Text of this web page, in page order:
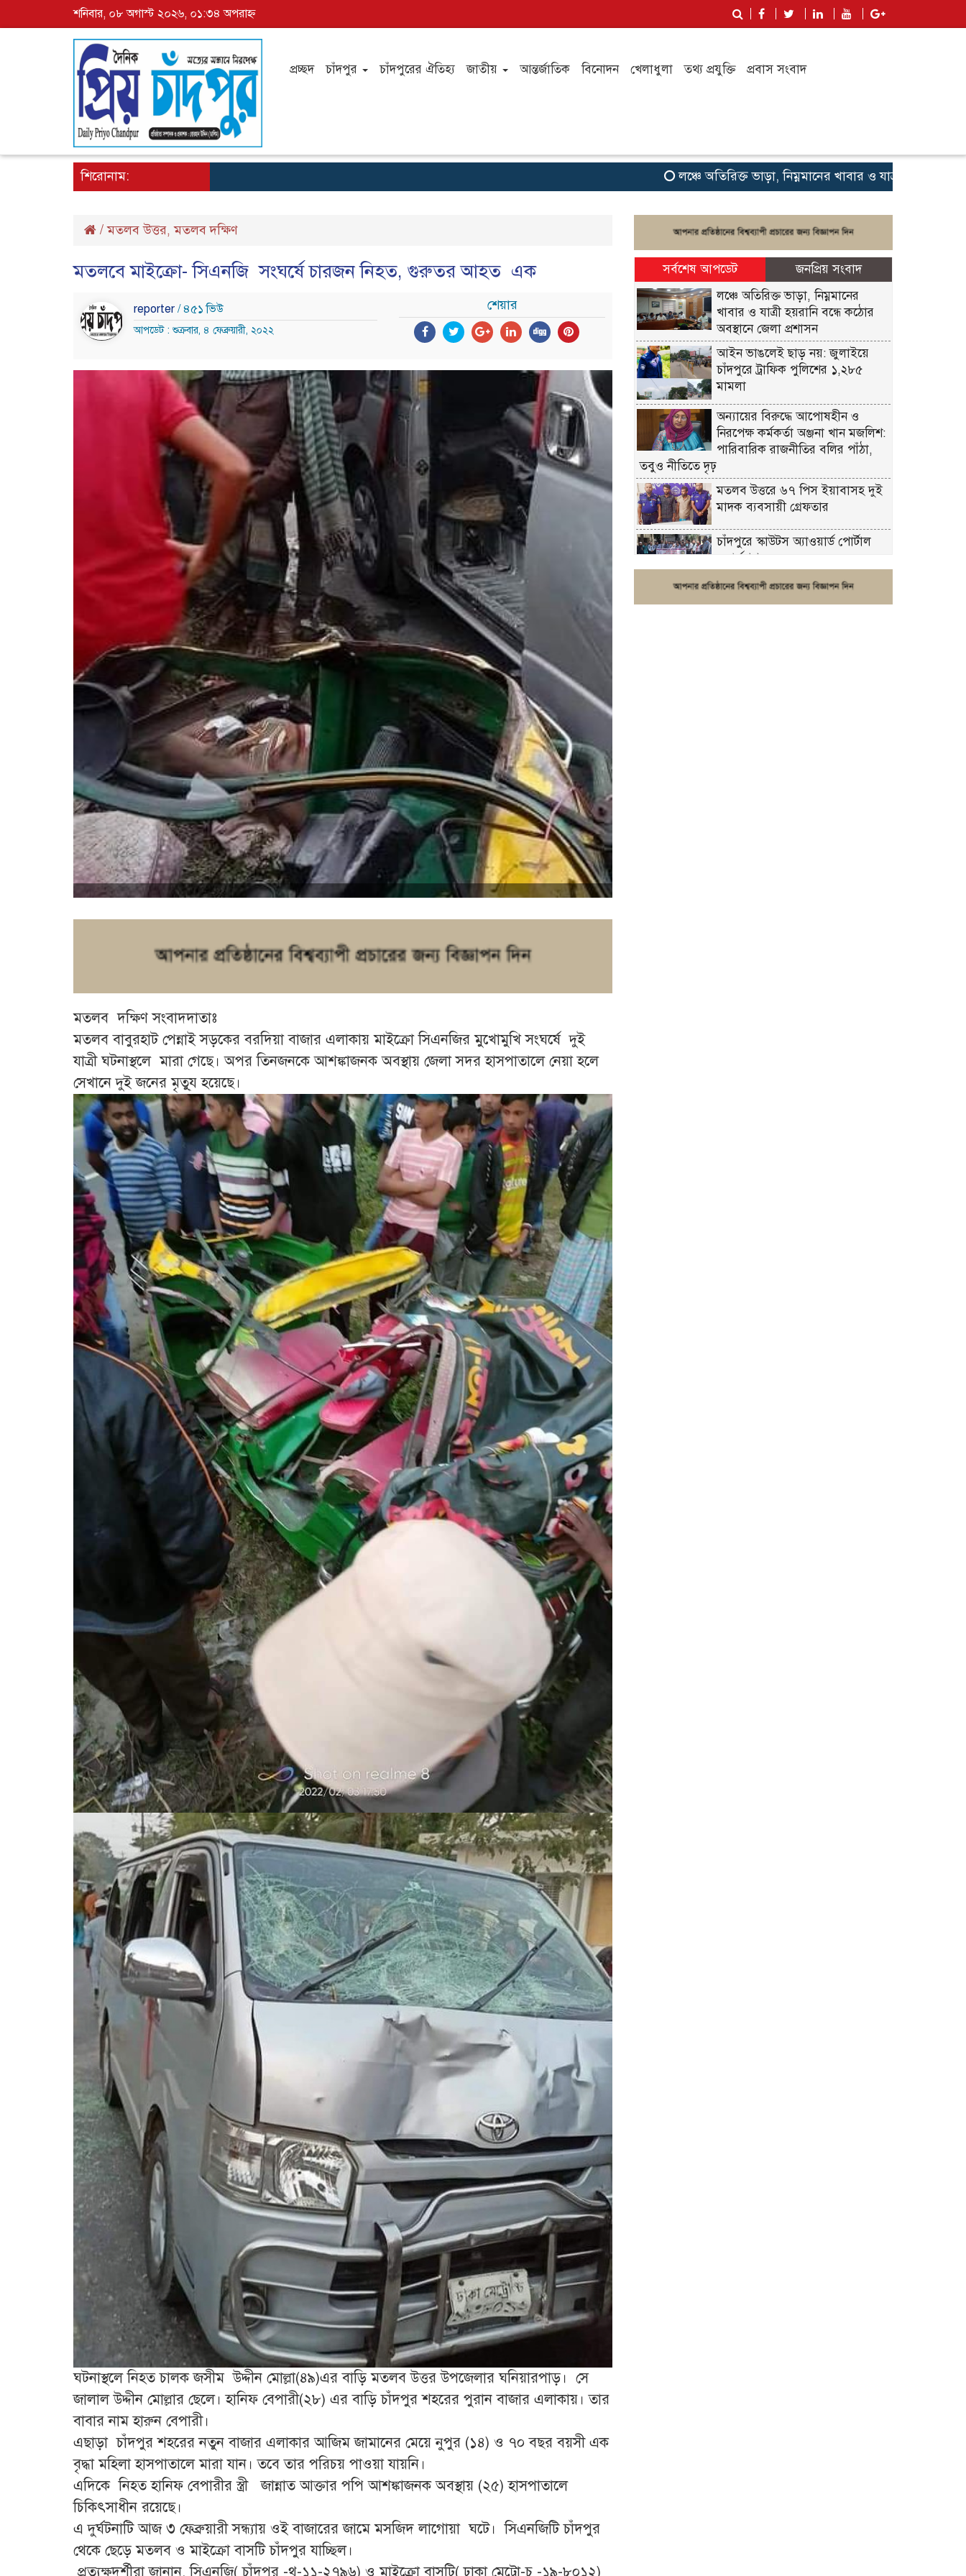
শনিবার, ০৮ অগাস্ট ২০২৬, ০১:৩৪ অপরাহ্ন
প্রচ্ছদ চাঁদপুর চাঁদপুরের ঐতিহ্য জাতীয় আন্তর্জাতিক বিনোদন খেলাধুলা তথ্য প্রযুক্তি প্রবাস সংবাদ
শিরোনাম: লঞ্চে অতিরিক্ত ভাড়া, নিম্নমানের খাবার ও যাত্রী হয়রানি বন্ধে কঠোর
/মতলব উত্তর,মতলব দক্ষিণ
মতলবে মাইক্রো- সিএনজি সংঘর্ষে চারজন নিহত, গুরুতর আহত এক
reporter / ৪৫১ ভিউ
আপডেট : শুক্রবার, ৪ ফেব্রুয়ারী, ২০২২
শেয়ার
মতলব দক্ষিণ সংবাদদাতাঃ
মতলব বাবুরহাট পেন্নাই সড়কের বরদিয়া বাজার এলাকায় মাইক্রো সিএনজির মুখোমুখি সংঘর্ষে দুই
যাত্রী ঘটনাস্থলে মারা গেছে। অপর তিনজনকে আশঙ্কাজনক অবস্থায় জেলা সদর হাসপাতালে নেয়া হলে
সেখানে দুই জনের মৃতু্য হয়েছে।
ঘটনাস্থলে নিহত চালক জসীম উদ্দীন মোল্লা(৪৯)এর বাড়ি মতলব উত্তর উপজেলার ঘনিয়ারপাড়। সে
জালাল উদ্দীন মোল্লার ছেলে। হানিফ বেপারী(২৮) এর বাড়ি চাঁদপুর শহরের পুরান বাজার এলাকায়। তার
বাবার নাম হারুন বেপারী।
এছাড়া চাঁদপুর শহরের নতুন বাজার এলাকার আজিম জামানের মেয়ে নুপুর (১৪) ও ৭০ বছর বয়সী এক
বৃদ্ধা মহিলা হাসপাতালে মারা যান। তবে তার পরিচয় পাওয়া যায়নি।
এদিকে নিহত হানিফ বেপারীর স্ত্রী জান্নাত আক্তার পপি আশঙ্কাজনক অবস্থায় (২৫) হাসপাতালে
চিকিৎসাধীন রয়েছে।
এ দুর্ঘটনাটি আজ ৩ ফেব্রুয়ারী সন্ধ্যায় ওই বাজারের জামে মসজিদ লাগোয়া ঘটে। সিএনজিটি চাঁদপুর
থেকে ছেড়ে মতলব ও মাইক্রো বাসটি চাঁদপুর যাচ্ছিল।
প্রত্যক্ষদর্শীরা জানান, সিএনজি( চাঁদপুর -থ-১১-২৭৯৬) ও মাইক্রো বাসটি( ঢাকা মেট্রো-চ -১৯-৮০১২)
সর্বশেষ আপডেট
জনপ্রিয় সংবাদ
লঞ্চে অতিরিক্ত ভাড়া, নিম্নমানের
খাবার ও যাত্রী হয়রানি বন্ধে কঠোর
অবস্থানে জেলা প্রশাসন
আইন ভাঙলেই ছাড় নয়: জুলাইয়ে
চাঁদপুরে ট্রাফিক পুলিশের ১,২৮৫
মামলা
অন্যায়ের বিরুদ্ধে আপোষহীন ও
নিরপেক্ষ কর্মকর্তা অঞ্জনা খান মজলিশ:
পারিবারিক রাজনীতির বলির পাঁঠা,
তবুও নীতিতে দৃঢ়
মতলব উত্তরে ৬৭ পিস ইয়াবাসহ দুই
মাদক ব্যবসায়ী গ্রেফতার
চাঁদপুরে স্কাউটস অ্যাওয়ার্ড পোর্টাল
ওয়ার্কশপ
ফরিদগঞ্জে চুরির আতঙ্ক: এক সপ্তাহে
২০টির বেশি ঘটনা, নিরাপত্তাহীনতায়